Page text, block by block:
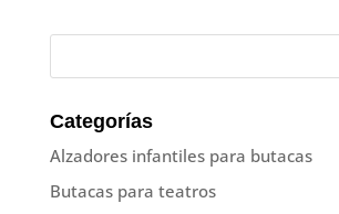
Categorías
Alzadores infantiles para butacas
Butacas para teatros